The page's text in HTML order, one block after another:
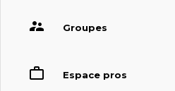
Groupes
Espace pros